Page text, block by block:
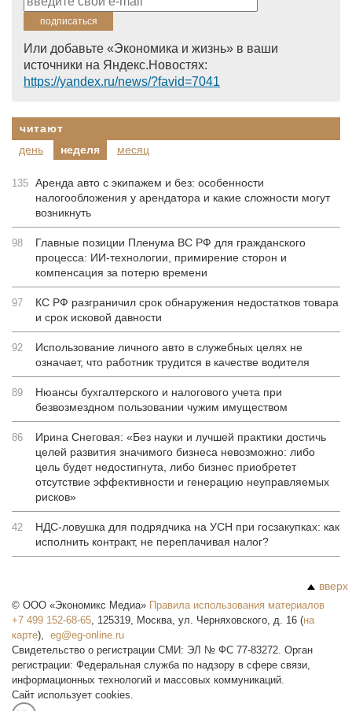
Или добавьте «Экономика и жизнь» в ваши
источники на Яндекс.Новостях:
https://yandex.ru/news/?favid=7041
читают
день
неделя месяц
135 Аренда авто с экипажем и без: особенности
налогообложения у арендатора и какие сложности могут
возникнуть
98
Главные позиции Пленума ВС РФ для гражданского
процесса: ИИ-технологии, примирение сторон и
компенсация за потерю времени
97
КС РФ разграничил срок обнаружения недостатков товара
и срок исковой давности
92
Использование личного авто в служебных целях не
означает, что работник трудится в качестве водителя
89
Нюансы бухгалтерского и налогового учета при
безвозмездном пользовании чужим имуществом
86
Ирина Снеговая: «Без науки и лучшей практики достичь
целей развития значимого бизнеса невозможно: либо
цель будет недостигнута, либо бизнес приобретет
отсутствие эффективности и генерацию неуправляемых
рисков»
42
НДС-ловушка для подрядчика на УСН при госзакупках: как
исполнить контракт, не переплачивая налог?
вверх
© ООО «Экономикс Медиа» Правила использования материалов
+7 499 152-68-65, 125319, Москва, ул. Черняховского, д. 16 (на
карте),
Свидетельство о регистрации СМИ: ЭЛ № ФС 77-83272. Орган
регистрации: Федеральная служба по надзору в сфере связи,
информационных технологий и массовых коммуникаций.
Сайт использует cookies.